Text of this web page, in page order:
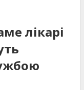
лікарі